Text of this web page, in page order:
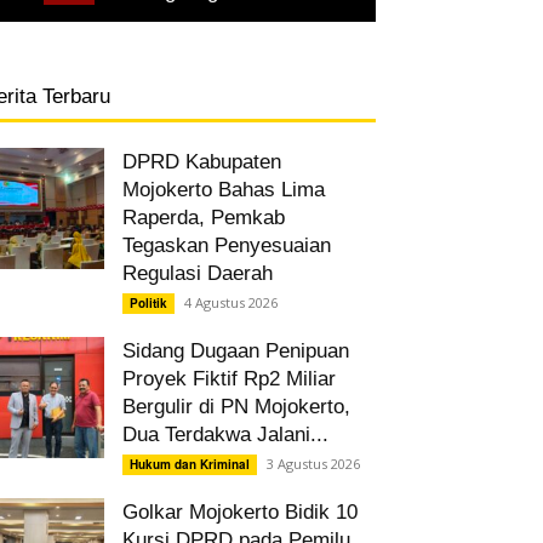
Terbaru
DPRD Kabupaten
Mojokerto Bahas Lima
Raperda, Pemkab
Tegaskan Penyesuaian
Regulasi Daerah
Politik 4 Agustus 2026
Sidang Dugaan Penipuan
Proyek Fiktif Rp2 Miliar
Bergulir di PN Mojokerto,
Dua Terdakwa Jalani...
Hukum dan Kriminal 3 Agustus 2026
Golkar Mojokerto Bidik 10